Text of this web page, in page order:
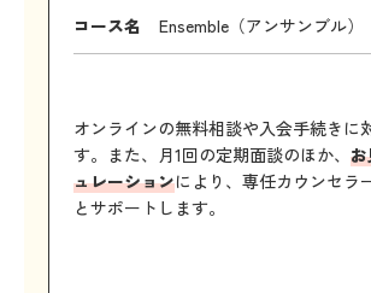
コース名 Ensemble（アンサンブル）
オンラインの無料相談や入会手続きに
す。また、月1回の定期面談のほか、
ュレーションにより、専任カウンセラ
とサポートします。